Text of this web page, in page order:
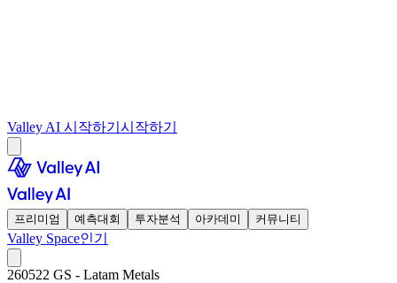
Valley AI 시작하기 시작하기
프리미엄 예측대회 투자분석 아카데미 커뮤니티
Valley Space인기
260522 GS - Latam Metals